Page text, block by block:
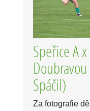
Speřice A
Spáčil)
Za fotografie